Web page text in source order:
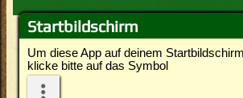
Startbildschirm
Um diese App auf deinem
klicke bitte auf das Symbol